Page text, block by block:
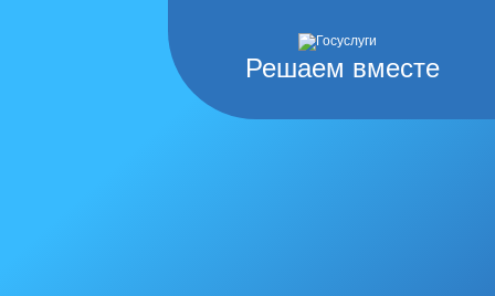
Решаем вместе